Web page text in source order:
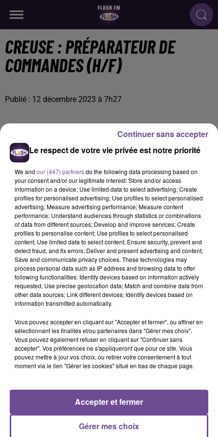
CREUSE : PRÉPARATEUR DE
COMMANDES (H/F)
Publié : 12 décembre 2023 à 7h27
À Chéniers, une société recherche un préparateur de
commandes (H/F). Vos missions : préparer les commandes
de livres dans les cartons. Effectuer diverses manutentions.
Respecter les cadences. Mettre en place les cartons sur les
palettes. Préparer les palettes. Sur certains postes le port de
charges lourdes est à prévoir. Vous devez être dynamique,
autonome. Les débutants sont acceptés.
Référence de l’offre Pôle Emploi : 165XDWW
Le respect de votre vie privée est notre priorité
We and our (447) partnersdo the following data processing based on
your consent and/or our legitimate interest: Store and/or access
information on a device; Use limited data to select advertising; Create
profiles for personalised advertising; Use profiles to select personalised
advertising; Measure advertising performance; Measure content
performance; Understand audiences through statistics or combinations
of data from different sources; Develop and improve services; Create
profiles to personalise content; Use profiles to select personalised
content; Use limited data to select content; Ensure security, prevent and
detect fraud, and fix errors; Deliver and present advertising and content;
Save and communicate privacy choices. These technologies may
process personal data such as IP address and browsing data to offer
following functionalities: Identify devices based on information actively
requested; Use precise geolocation data; Match and combine data from
other data sources; Link different devices; Identify devices based on
information transmitted automatically.
Vous pouvez accepter en cliquant sur "Accepter et fermer", ou affiner en
sélectionnant les finalités et/ou partenaires dans "Gérer mes choix".
Vous pouvez également refuser en cliquant sur "Continuer sans
accepter". Vos préférences ne s'appliqueront que pour ce site. Vous
pouvez mettre à jour vos choix, ou retirer votre consentement à tout
moment via le lien "Gérer les cookies" situé en bas de chaque page.
Gérer mes choix
Accepter et fermer
Continuer sans accepter